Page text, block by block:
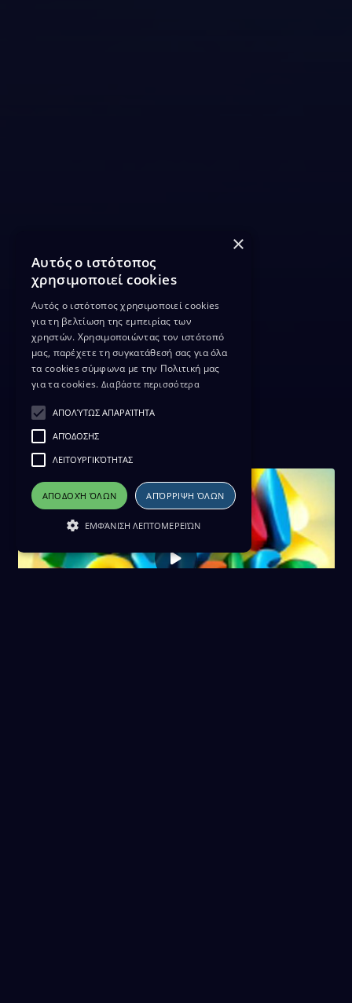
×
Αυτός ο ιστότοπος
χρησιμοποιεί cookies
Αυτός ο ιστότοπος χρησιμοποιεί cookies
για τη βελτίωση της εμπειρίας των
χρηστών. Χρησιμοποιώντας τον ιστότοπό
μας, παρέχετε τη συγκατάθεσή σας για όλα
τα cookies σύμφωνα με την Πολιτική μας
για τα cookies. Διαβάστε περισσότερα
ΑΠΟΛΎΤΩΣ ΑΠΑΡΑΊΤΗΤΑ
ΑΠΌΔΟΣΗΣ
ΛΕΙΤΟΥΡΓΙΚΌΤΗΤΑΣ
ΑΠΟΔΟΧΉ ΌΛΩΝ ΑΠΌΡΡΙΨΗ ΌΛΩΝ
ΕΜΦΆΝΙΣΗ ΛΕΠΤΟΜΕΡΕΙΏΝ